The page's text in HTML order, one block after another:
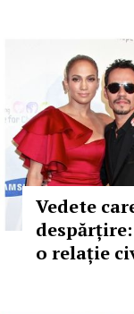
Vedete
o relație